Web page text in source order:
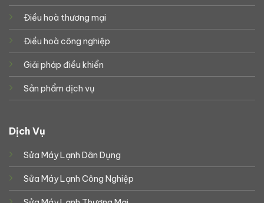
Điều hoà thương mại
Điều hoà công nghiệp
Giải pháp điều khiển
Sản phẩm dịch vụ
Dịch Vụ
Sửa Máy Lạnh Dân Dụng
Sửa Máy Lạnh Công Nghiệp